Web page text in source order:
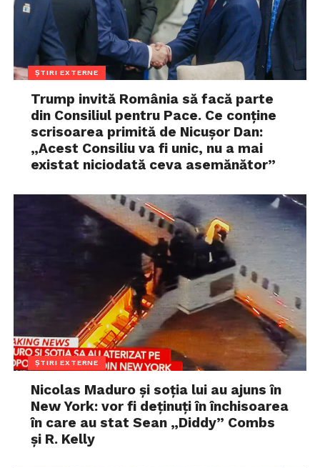
ȘTIRI EXTERNE
Trump invită România să facă parte
din Consiliul pentru Pace. Ce conține
scrisoarea primită de Nicușor Dan:
„Acest Consiliu va fi unic, nu a mai
existat niciodată ceva asemănător”
ȘTIRI EXTERNE
Nicolas Maduro și soția lui au ajuns în
New York: vor fi deținuți în închisoarea
în care au stat Sean „Diddy” Combs
și R. Kelly